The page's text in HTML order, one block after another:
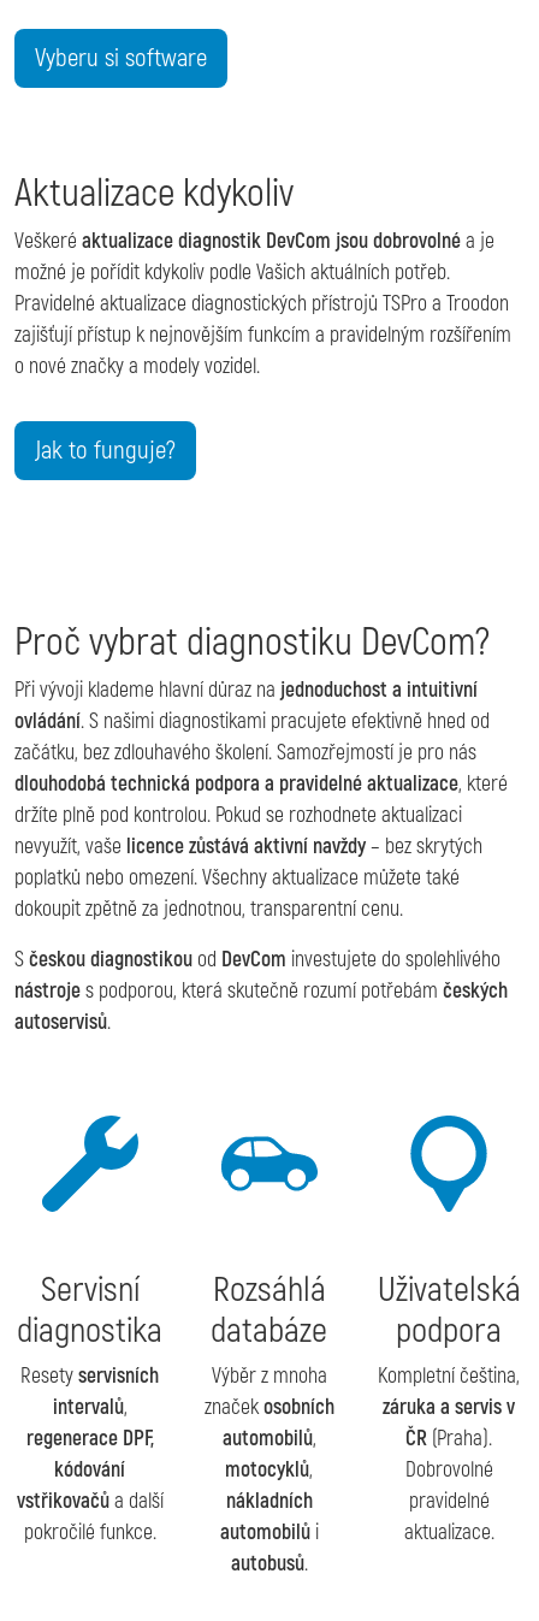
Vyberu si software
Aktualizace kdykoliv
Veškeré aktualizace diagnostik DevCom jsou dobrovolnéa je
možné je pořídit kdykoliv podle Vašich aktuálních potřeb.
Pravidelné aktualizace diagnostických přístrojů TSPro a Troodon
zajišťují přístup k nejnovějším funkcím a pravidelným rozšířením
o nové značky a modely vozidel.
Jak to funguje?
Proč vybrat diagnostiku DevCom?
Při vývoji klademe hlavní důraz na jednoduchost a intuitivní
ovládání. S našimi diagnostikami pracujete efektivně hned od
začátku, bez zdlouhavého školení. Samozřejmostí je pro nás
dlouhodobá technická podpora a pravidelné aktualizace, které
držíte plně pod kontrolou. Pokud se rozhodnete aktualizaci
nevyužít, vaše licence zůstává aktivní navždy– bez skrytých
poplatků nebo omezení. Všechny aktualizace můžete také
dokoupit zpětně za jednotnou, transparentní cenu.
Sčeskou diagnostikou od DevCom investujete do spolehlivého
nástrojes podporou, která skutečně rozumí potřebám českých
autoservisů.
Servisní
diagnostika
Resetyservisních
intervalů,
regenerace DPF,
kódování
vstřikovačůa další
pokročilé funkce.
Rozsáhlá
databáze
Výběr z mnoha
značekosobních
automobilů,
motocyklů,
nákladních
automobilůi
autobusů.
Uživatelská
podpora
Kompletní čeština,
záruka a servis v
ČR (Praha).
Dobrovolné
pravidelné
aktualizace.